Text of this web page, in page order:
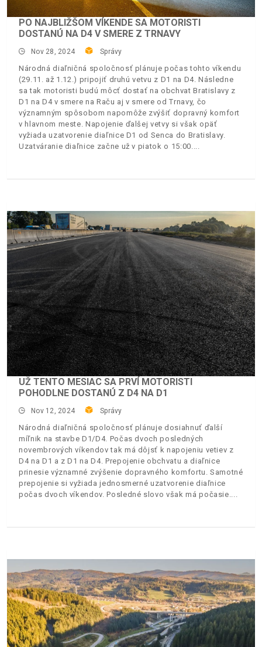
PO NAJBLIŽŠOM VÍKENDE SA MOTORISTI
DOSTANÚ NA D4 V SMERE Z TRNAVY
Nov 28, 2024 Správy
Národná diaľničná spoločnosť plánuje počas tohto víkendu
(29.11. až 1.12.) pripojiť druhú vetvu z D1 na D4. Následne
sa tak motoristi budú môcť dostať na obchvat Bratislavy z
D1 na D4 v smere na Raču aj v smere od Trnavy, čo
významným spôsobom napomôže zvýšiť dopravný komfort
v hlavnom meste. Napojenie ďalšej vetvy si však opäť
vyžiada uzatvorenie diaľnice D1 od Senca do Bratislavy.
Uzatváranie diaľnice začne už v piatok o 15:00.
UŽ TENTO MESIAC SA PRVÍ MOTORISTI
POHODLNE DOSTANÚ Z D4 NA D1
Nov 12, 2024 Správy
Národná diaľničná spoločnosť plánuje dosiahnuť ďalší
míľnik na stavbe D1/D4. Počas dvoch posledných
novembrových víkendov tak má dôjsť k napojeniu vetiev z
D4 na D1 a z D1 na D4. Prepojenie obchvatu a diaľnice
prinesie významné zvýšenie dopravného komfortu. Samotné
prepojenie si vyžiada jednosmerné uzatvorenie diaľnice
počas dvoch víkendov. Posledné slovo však má počasie.